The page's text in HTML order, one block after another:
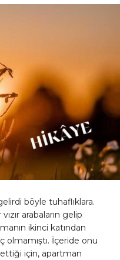
böyle tuhaflıklara.
arabaların gelip
ikinci katından
olmamıştı. İçeride onu
için, apartman